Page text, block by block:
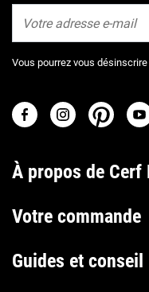
Vous pourrez vous
À propos de Cerf
Votre commande
Guides et conseil